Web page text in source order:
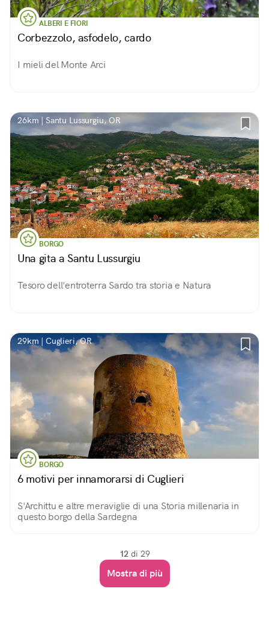
ALBERI E FIORI
Corbezzolo, asfodelo, cardo
I mieli del Monte Arci
26km | Santu Lussurgiu, OR
BORGO
Una gita a Santu Lussurgiu
Tesoro dell'entroterra Sardo tra storia e Natura
29km | Cuglieri, OR
BORGO
6 motivi per innamorarsi di Cuglieri
S'Archittu e altre meraviglie di una Storia millenaria in
questo borgo della Sardegna
12 di 29
Mostra di più